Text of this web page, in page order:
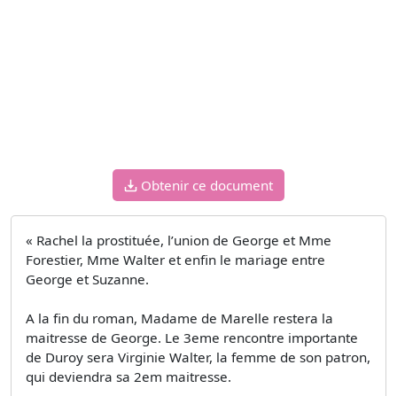
Obtenir ce document
« Rachel la prostituée, l’union de George et Mme
Forestier, Mme Walter et enfin le mariage entre
George et Suzanne.
A la fin du roman, Madame de Marelle restera la
maitresse de George. Le 3eme rencontre importante
de Duroy sera Virginie Walter, la femme de son patron,
qui deviendra sa 2em maitresse.